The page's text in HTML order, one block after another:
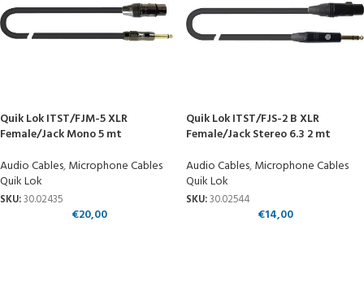
Quik Lok ITST/FJM-5 XLR
Female/Jack Mono 5 mt
Audio Cables,Microphone Cables
Quik Lok
SKU:30.02435
€20,00
Quik Lok ITST/FJS-2 B XLR
Female/Jack Stereo 6.3 2 mt
Audio Cables,Microphone Cables
Quik Lok
SKU:30.02544
€14,00